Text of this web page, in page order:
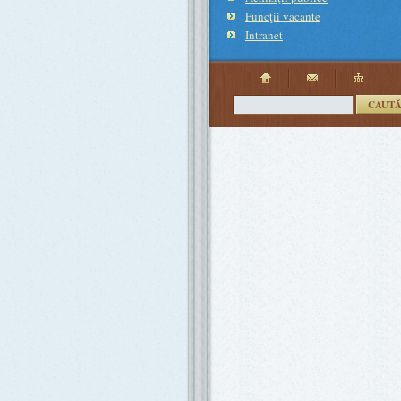
Funcţii vacante
Intranet
CAUTĂ